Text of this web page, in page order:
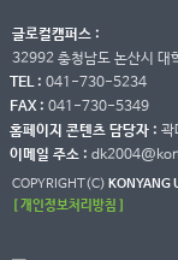
글로컬캠퍼스 :
32992 충청남도 논산시 대
TEL : 041-730-5234
FAX : 041-730-5349
홈페이지 콘텐츠 담당자 : 곽
이메일 주소 :
COPYRIGHT(C) KONYANG
[ 개인정보처리방침 ]